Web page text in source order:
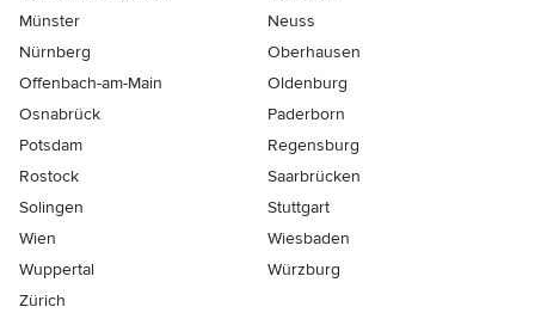
Münster
Neuss
Nürnberg
Oberhausen
Offenbach-am-Main
Oldenburg
Osnabrück
Paderborn
Potsdam
Regensburg
Rostock
Saarbrücken
Solingen
Stuttgart
Wien
Wiesbaden
Wuppertal
Würzburg
Zürich